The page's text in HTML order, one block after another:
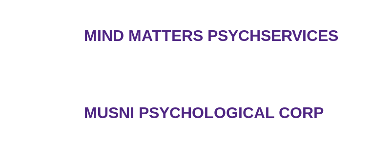
MIND MATTERS PSYCHSERVICES
MUSNI PSYCHOLOGICAL CORP